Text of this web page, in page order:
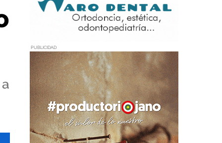
PUBLICIDAD